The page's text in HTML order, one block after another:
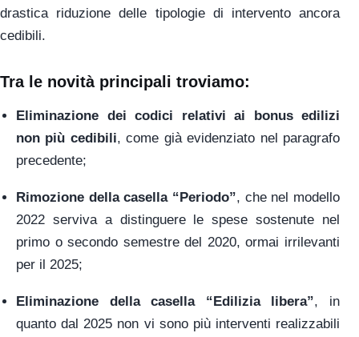
drastica riduzione delle tipologie di intervento ancora
cedibili.
Tra le novità principali troviamo:
Eliminazione dei codici relativi ai bonus edilizi
non più cedibili, come già evidenziato nel paragrafo
precedente;
Rimozione della casella “Periodo”, che nel modello
2022 serviva a distinguere le spese sostenute nel
primo o secondo semestre del 2020, ormai irrilevanti
per il 2025;
Eliminazione della casella “Edilizia libera”, in
quanto dal 2025 non vi sono più interventi realizzabili